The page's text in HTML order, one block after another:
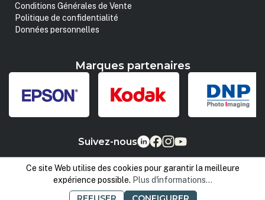
Conditions Générales de Vente
Politique de confidentialité
Données personnelles
Marques partenaires
Suivez-nous
Ce site Web utilise des cookies pour garantir la meilleure
expérience possible. Plus d'informations...